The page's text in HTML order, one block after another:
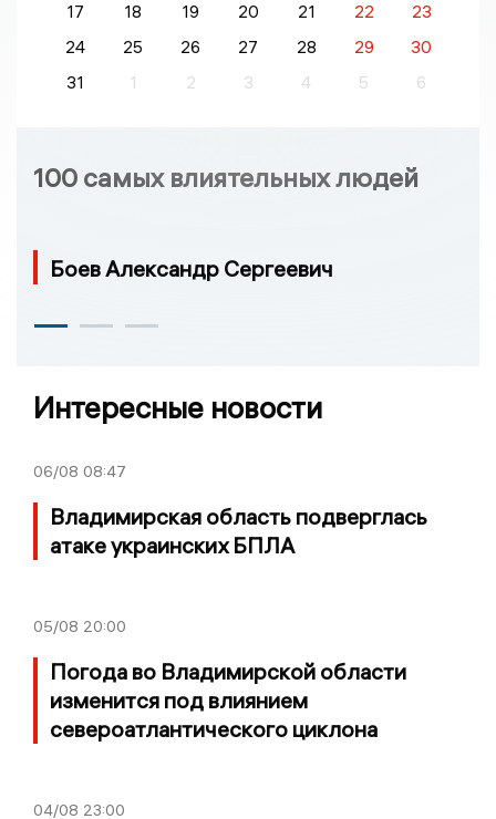
17 18 19 20 21 22
23
24
25 26 27 28 29
30
31
1 2 3 4 5 6
100 самых влиятельных людей
Боев Александр Сергеевич
Интересные новости
06/08 08:47
Владимирская область подверглась
атаке украинских БПЛА
05/08 20:00
Погода во Владимирской области
изменится под влиянием
североатлантического циклона
04/08 23:00